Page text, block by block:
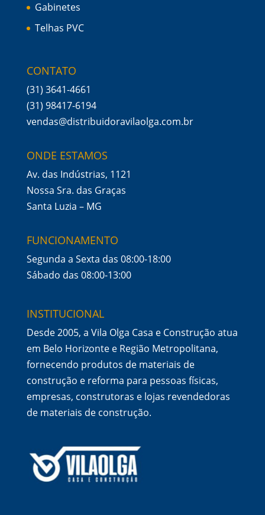
Gabinetes
Telhas PVC
CONTATO
(31) 3641-4661
(31) 98417-6194
vendas@distribuidoravilaolga.com.br
ONDE ESTAMOS
Av. das Indústrias, 1121
Nossa Sra. das Graças
Santa Luzia – MG
FUNCIONAMENTO
Segunda a Sexta das 08:00-18:00
Sábado das 08:00-13:00
INSTITUCIONAL
Desde 2005, a Vila Olga Casa e Construção atua
em Belo Horizonte e Região Metropolitana,
fornecendo produtos de materiais de
construção e reforma para pessoas físicas,
empresas, construtoras e lojas revendedoras
de materiais de construção.